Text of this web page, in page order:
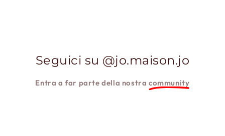
Seguici su @jo.maison.jo
Entra a far parte della nostracommunity